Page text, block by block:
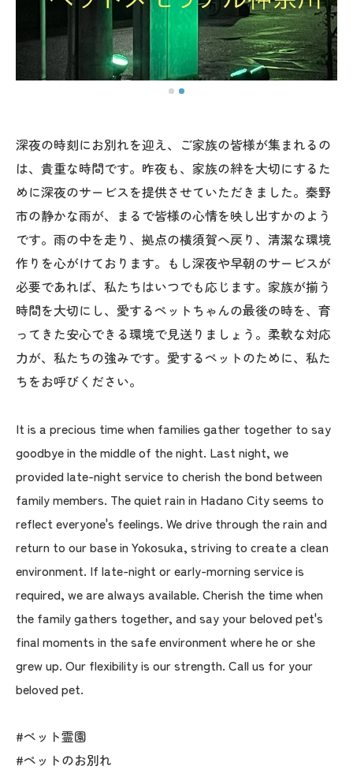
深夜の時刻にお別れを迎え、ご家族の皆様が集まれるの
は、貴重な時間です。昨夜も、家族の絆を大切にするた
めに深夜のサービスを提供させていただきました。秦野
市の静かな雨が、まるで皆様の心情を映し出すかのよう
です。雨の中を走り、拠点の横須賀へ戻り、清潔な環境
作りを心がけております。もし深夜や早朝のサービスが
必要であれば、私たちはいつでも応じます。家族が揃う
時間を大切にし、愛するペットちゃんの最後の時を、育
ってきた安心できる環境で見送りましょう。柔軟な対応
力が、私たちの強みです。愛するペットのために、私た
ちをお呼びください。
It is a precious time when families gather together to say
goodbye in the middle of the night. Last night, we
provided late-night service to cherish the bond between
family members. The quiet rain in Hadano City seems to
reflect everyone's feelings. We drive through the rain and
return to our base in Yokosuka, striving to create a clean
environment. If late-night or early-morning service is
required, we are always available. Cherish the time when
the family gathers together, and say your beloved pet's
final moments in the safe environment where he or she
grew up. Our flexibility is our strength. Call us for your
beloved pet.
#ペット霊園
#ペットのお別れ